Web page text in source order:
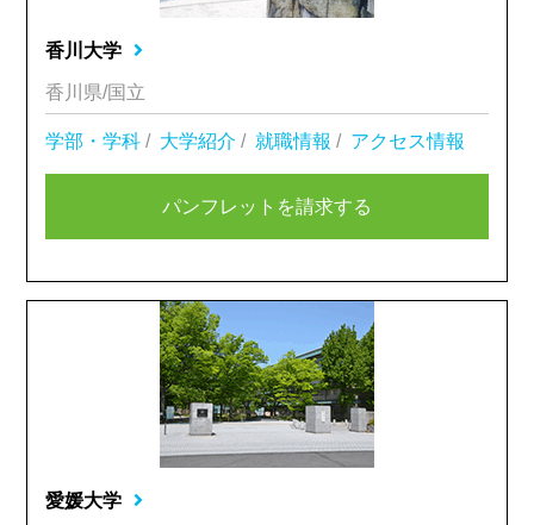
香川大学
香川県/国立
学部・学科 / 大学紹介 / 就職情報 / アクセス情報
パンフレットを請求する
愛媛大学